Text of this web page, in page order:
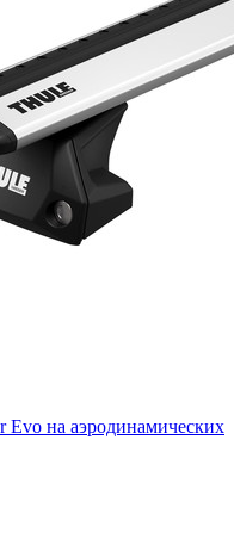
Evo на аэродинамических